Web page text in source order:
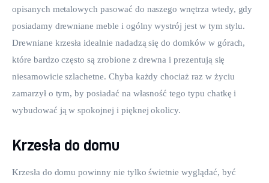
opisanych metalowych pasować do naszego wnętrza wtedy, gdy
posiadamy drewniane meble i ogólny wystrój jest w tym stylu.
Drewniane krzesła idealnie nadadzą się do domków w górach,
które bardzo często są zrobione z drewna i prezentują się
niesamowicie szlachetne. Chyba każdy chociaż raz w życiu
zamarzył o tym, by posiadać na własność tego typu chatkę i
wybudować ją w spokojnej i pięknej okolicy.
Krzesła do domu
Krzesła do domu powinny nie tylko świetnie wyglądać, być